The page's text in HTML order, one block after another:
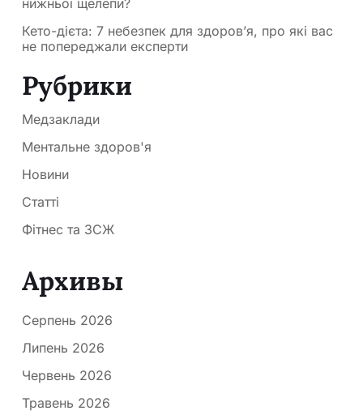
Кето-дієта: 7 небезпек для здоров’я, про які вас
не попереджали експерти
Рубрики
Медзаклади
Ментальне здоров'я
Новини
Статті
Фітнес та ЗСЖ
Архивы
Серпень 2026
Липень 2026
Червень 2026
Травень 2026